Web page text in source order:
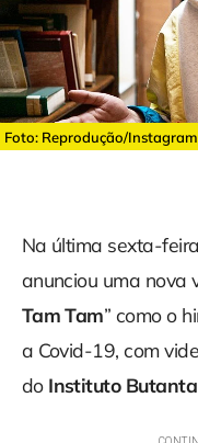
Foto: Reprodução/Instagram
Na última sexta-
anunciou uma nova
Tam Tam” como o
a Covid-19, com
do Instituto